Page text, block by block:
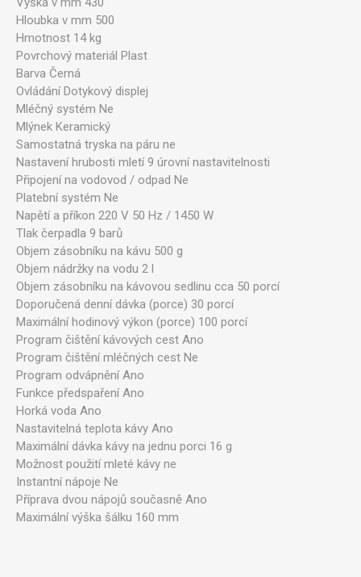
Hloubka v mm 500
Hmotnost 14 kg
Povrchový materiál Plast
Barva Černá
Ovládání Dotykový displej
Mléčný systém Ne
Mlýnek Keramický
Samostatná tryska na páru ne
Nastavení hrubosti mletí 9 úrovní nastavitelnosti
Připojení na vodovod / odpad Ne
Platební systém Ne
Napětí a příkon 220 V 50 Hz / 1450 W
Tlak čerpadla 9 barů
Objem zásobníku na kávu 500 g
Objem nádržky na vodu 2 l
Objem zásobníku na kávovou sedlinu cca 50 porcí
Doporučená denní dávka (porce) 30 porcí
Maximální hodinový výkon (porce) 100 porcí
Program čištění kávových cest Ano
Program čištění mléčných cest Ne
Program odvápnění Ano
Funkce předspaření Ano
Horká voda Ano
Nastavitelná teplota kávy Ano
Maximální dávka kávy na jednu porci 16 g
Možnost použití mleté kávy ne
Instantní nápoje Ne
Příprava dvou nápojů současně Ano
Maximální výška šálku 160 mm